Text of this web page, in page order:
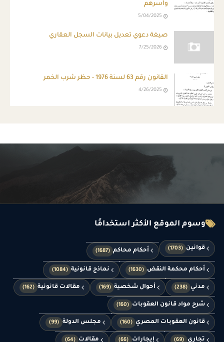
وأسرهم
5/04/2025
صيغة دعوي تعديل بيانات السجل العقاري
7/25/2026
القانون رقم 63 لسنة 1976 - حظر شرب الخمر
4/26/2025
وسوم الموقع الأكثر استخدامًا
قوانين (1703) أحكام محاكم (1687)
أحكام محكمة النقض (1630) نماذج قانونية (1084)
مدني (238) أحوال شخصية (169) مقالات قانونية (162)
شرح مواد قانون العقوبات (160)
قانون العقوبات المصري (160) مجلس الدولة (99)
تجاري (69) إيجارات (66) مقالات (64)